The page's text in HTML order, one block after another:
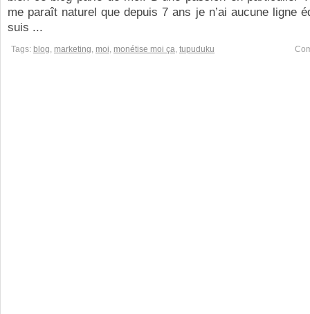
me paraît naturel que depuis 7 ans je n’ai aucune ligne
suis ...
Tags: blog, marketing, moi, monétise moi ça, tupuduku